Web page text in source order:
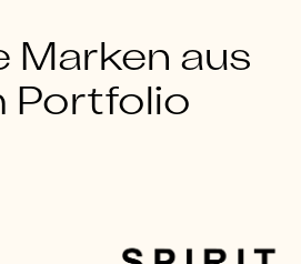
Marken aus
Portfolio